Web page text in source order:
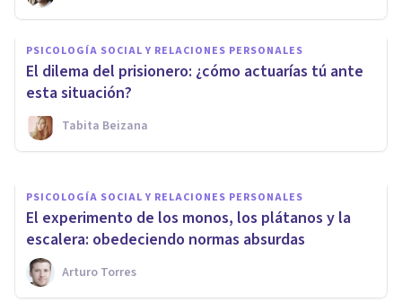
PSICOLOGÍA SOCIAL Y RELACIONES PERSONALES
El dilema del prisionero: ¿cómo actuarías tú ante
esta situación?
Tabita Beizana
¿Puede existir el amor entre
especies? Una investigación
respalda el "sí"
Adrián Triglia
PSICOLOGÍA SOCIAL Y RELACIONES PERSONALES
​El experimento de los monos, los plátanos y la
escalera: obedeciendo normas absurdas
Arturo Torres